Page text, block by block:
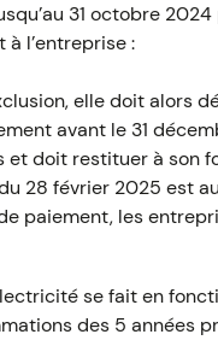
31 octobre
à l’entreprise :
elle doit alors
avant le 31
doit restituer à son
28 février 2025 est
paiement, les
se fait en
des 5 années